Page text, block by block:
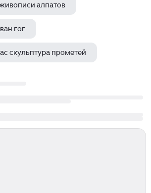
алпатов
гог
скульптура прометей